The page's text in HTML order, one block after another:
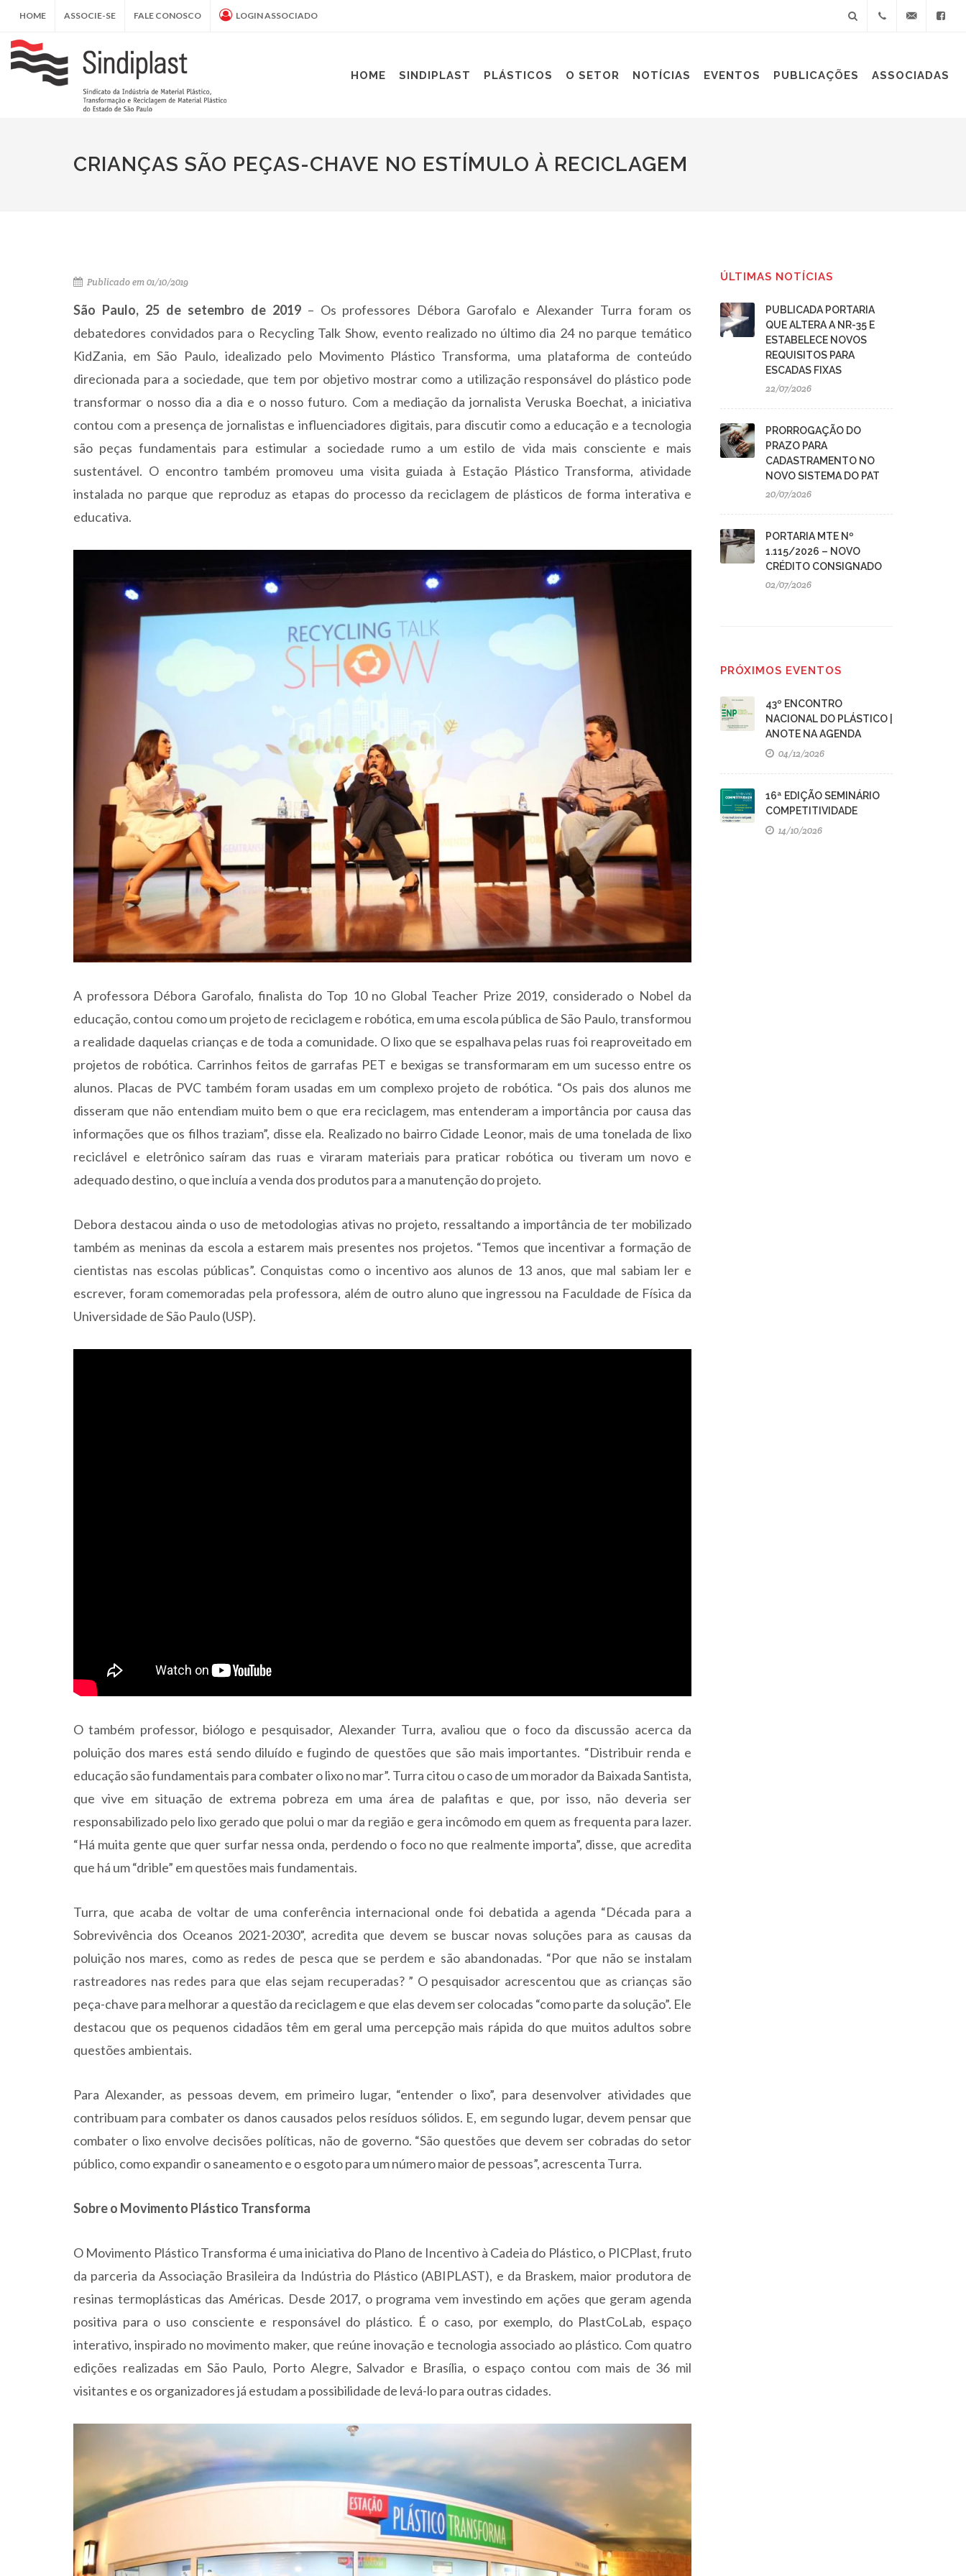
HOME ASSOCIE-SE FALE CONOSCO LOGIN ASSOCIADO
3060-
HOME SINDIPLAST PLÁSTICOS O SETOR NOTÍCIAS EVENTOS PUBLICAÇÕES ASSOCIADAS
CRIANÇAS SÃO PEÇAS-CHAVE NO ESTÍMULO À RECICLAGEM
Publicado em 01/10/2019
São Paulo, 25 de setembro de 2019– Os professores Débora Garofalo e Alexander Turra foram os
debatedores convidados para o Recycling Talk Show, evento realizado no último dia 24 no parque temático
KidZania, em São Paulo, idealizado pelo Movimento Plástico Transforma, uma plataforma de conteúdo
direcionada para a sociedade, que tem por objetivo mostrar como a utilização responsável do plástico pode
transformar o nosso dia a dia e o nosso futuro. Com a mediação da jornalista Veruska Boechat, a iniciativa
contou com a presença de jornalistas e influenciadores digitais, para discutir como a educação e a tecnologia
são peças fundamentais para estimular a sociedade rumo a um estilo de vida mais consciente e mais
sustentável. O encontro também promoveu uma visita guiada à Estação Plástico Transforma, atividade
instalada no parque que reproduz as etapas do processo da reciclagem de plásticos de forma interativa e
educativa.
A professora Débora Garofalo, finalista do Top 10 no Global Teacher Prize 2019, considerado o Nobel da
educação, contou como um projeto de reciclagem e robótica, em uma escola pública de São Paulo, transformou
a realidade daquelas crianças e de toda a comunidade. O lixo que se espalhava pelas ruas foi reaproveitado em
projetos de robótica. Carrinhos feitos de garrafas PET e bexigas se transformaram em um sucesso entre os
alunos. Placas de PVC também foram usadas em um complexo projeto de robótica. “Os pais dos alunos me
disseram que não entendiam muito bem o que era reciclagem, mas entenderam a importância por causa das
informações que os filhos traziam”, disse ela. Realizado no bairro Cidade Leonor, mais de uma tonelada de lixo
reciclável e eletrônico saíram das ruas e viraram materiais para praticar robótica ou tiveram um novo e
adequado destino, o que incluía a venda dos produtos para a manutenção do projeto.
Debora destacou ainda o uso de metodologias ativas no projeto, ressaltando a importância de ter mobilizado
também as meninas da escola a estarem mais presentes nos projetos. “Temos que incentivar a formação de
cientistas nas escolas públicas”. Conquistas como o incentivo aos alunos de 13 anos, que mal sabiam ler e
escrever, foram comemoradas pela professora, além de outro aluno que ingressou na Faculdade de Física da
Universidade de São Paulo (USP).
O também professor, biólogo e pesquisador, Alexander Turra, avaliou que o foco da discussão acerca da
poluição dos mares está sendo diluído e fugindo de questões que são mais importantes. “Distribuir renda e
educação são fundamentais para combater o lixo no mar”. Turra citou o caso de um morador da Baixada Santista,
que vive em situação de extrema pobreza em uma área de palafitas e que, por isso, não deveria ser
responsabilizado pelo lixo gerado que polui o mar da região e gera incômodo em quem as frequenta para lazer.
“Há muita gente que quer surfar nessa onda, perdendo o foco no que realmente importa”, disse, que acredita
que há um “drible” em questões mais fundamentais.
Turra, que acaba de voltar de uma conferência internacional onde foi debatida a agenda “Década para a
Sobrevivência dos Oceanos 2021-2030”, acredita que devem se buscar novas soluções para as causas da
poluição nos mares, como as redes de pesca que se perdem e são abandonadas. “Por que não se instalam
rastreadores nas redes para que elas sejam recuperadas? ” O pesquisador acrescentou que as crianças são
peça-chave para melhorar a questão da reciclagem e que elas devem ser colocadas “como parte da solução”. Ele
destacou que os pequenos cidadãos têm em geral uma percepção mais rápida do que muitos adultos sobre
questões ambientais.
Para Alexander, as pessoas devem, em primeiro lugar, “entender o lixo”, para desenvolver atividades que
contribuam para combater os danos causados pelos resíduos sólidos. E, em segundo lugar, devem pensar que
combater o lixo envolve decisões políticas, não de governo. “São questões que devem ser cobradas do setor
público, como expandir o saneamento e o esgoto para um número maior de pessoas”, acrescenta Turra.
Sobre o Movimento Plástico Transforma
O Movimento Plástico Transforma é uma iniciativa do Plano de Incentivo à Cadeia do Plástico, o PICPlast, fruto
da parceria da Associação Brasileira da Indústria do Plástico (ABIPLAST), e da Braskem, maior produtora de
resinas termoplásticas das Américas. Desde 2017, o programa vem investindo em ações que geram agenda
positiva para o uso consciente e responsável do plástico. É o caso, por exemplo, do PlastCoLab, espaço
interativo, inspirado no movimento maker, que reúne inovação e tecnologia associado ao plástico. Com quatro
edições realizadas em São Paulo, Porto Alegre, Salvador e Brasília, o espaço contou com mais de 36 mil
visitantes e os organizadores já estudam a possibilidade de levá-lo para outras cidades.
ÚLTIMAS NOTÍCIAS
PUBLICADA PORTARIA
QUE ALTERA A NR-35 E
ESTABELECE NOVOS
REQUISITOS PARA
ESCADAS FIXAS
22/07/2026
PRORROGAÇÃO DO
PRAZO PARA
CADASTRAMENTO NO
NOVO SISTEMA DO PAT
20/07/2026
PORTARIA MTE Nº
1.115/2026 – NOVO
CRÉDITO CONSIGNADO
02/07/2026
PRÓXIMOS EVENTOS
43º ENCONTRO
NACIONAL DO PLÁSTICO |
ANOTE NA AGENDA
04/12/2026
16ª EDIÇÃO SEMINÁRIO
COMPETITIVIDADE
14/10/2026